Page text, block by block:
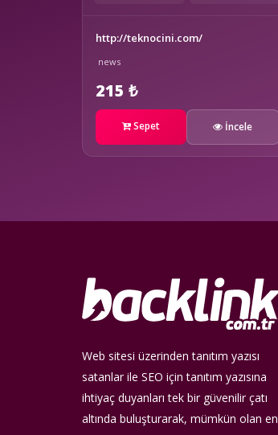
http://teknocini.com/
news
215 ₺
Sepet İncele
Web sitesi üzerinden tanıtım yazısı
satanlar ile SEO için tanıtım yazısına
ihtiyaç duyanları tek bir güvenilir çatı
altında buluşturarak, mümkün olan en